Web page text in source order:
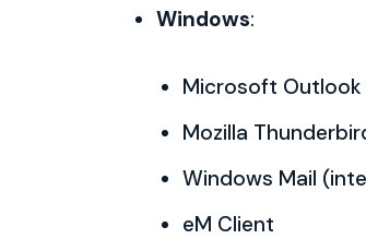
Windows:
Microsoft Outlook
Mozilla
Windows Mail
eM Client